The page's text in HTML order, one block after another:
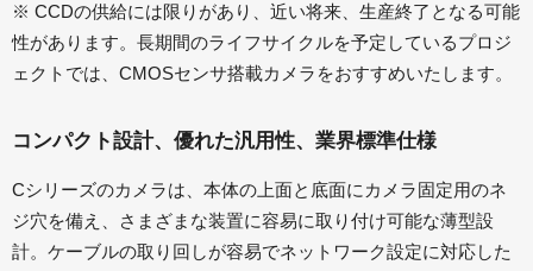
※ CCDの供給には限りがあり、近い将来、生産終了となる可能
性があります。長期間のライフサイクルを予定しているプロジ
ェクトでは、CMOSセンサ搭載カメラをおすすめいたします。
コンパクト設計、優れた汎用性、業界標準仕様
Cシリーズのカメラは、本体の上面と底面にカメラ固定用のネ
ジ穴を備え、さまざまな装置に容易に取り付け可能な薄型設
計。ケーブルの取り回しが容易でネットワーク設定に対応した